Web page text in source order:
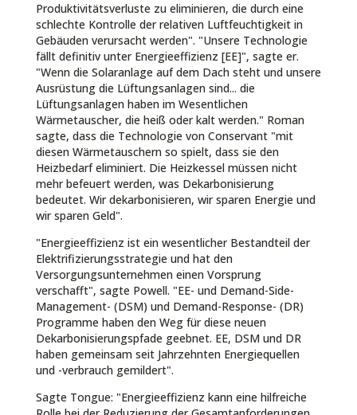
Produktivitätsverluste zu eliminieren, die durch eine
schlechte Kontrolle der relativen Luftfeuchtigkeit in
Gebäuden verursacht werden". "Unsere Technologie
fällt definitiv unter Energieeffizienz [EE]", sagte er.
"Wenn die Solaranlage auf dem Dach steht und unsere
Ausrüstung die Lüftungsanlagen sind... die
Lüftungsanlagen haben im Wesentlichen
Wärmetauscher, die heiß oder kalt werden." Roman
sagte, dass die Technologie von Conservant "mit
diesen Wärmetauschern so spielt, dass sie den
Heizbedarf eliminiert. Die Heizkessel müssen nicht
mehr befeuert werden, was Dekarbonisierung
bedeutet. Wir dekarbonisieren, wir sparen Energie und
wir sparen Geld".
"Energieeffizienz ist ein wesentlicher Bestandteil der
Elektrifizierungsstrategie und hat den
Versorgungsunternehmen einen Vorsprung
verschafft", sagte Powell. "EE- und Demand-Side-
Management- (DSM) und Demand-Response- (DR)
Programme haben den Weg für diese neuen
Dekarbonisierungspfade geebnet. EE, DSM und DR
haben gemeinsam seit Jahrzehnten Energiequellen
und -verbrauch gemildert".
Sagte Tongue: "Energieeffizienz kann eine hilfreiche